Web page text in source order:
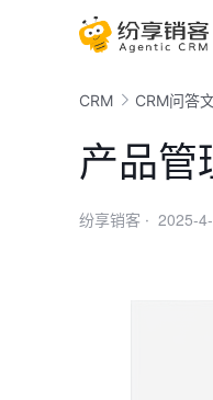
CRM CRM问答
产品管
纷享销客 · 2025-